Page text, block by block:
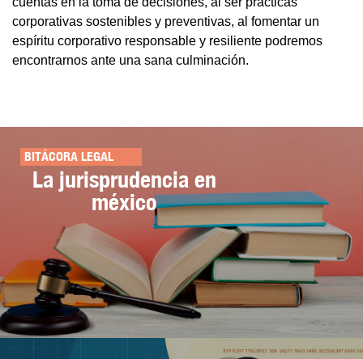
corporativas sostenibles y preventivas, al fomentar un
espíritu corporativo responsable y resiliente podremos
encontrarnos ante una sana culminación.
BITÁCORA LEGAL
La jurisprudencia en
méxico